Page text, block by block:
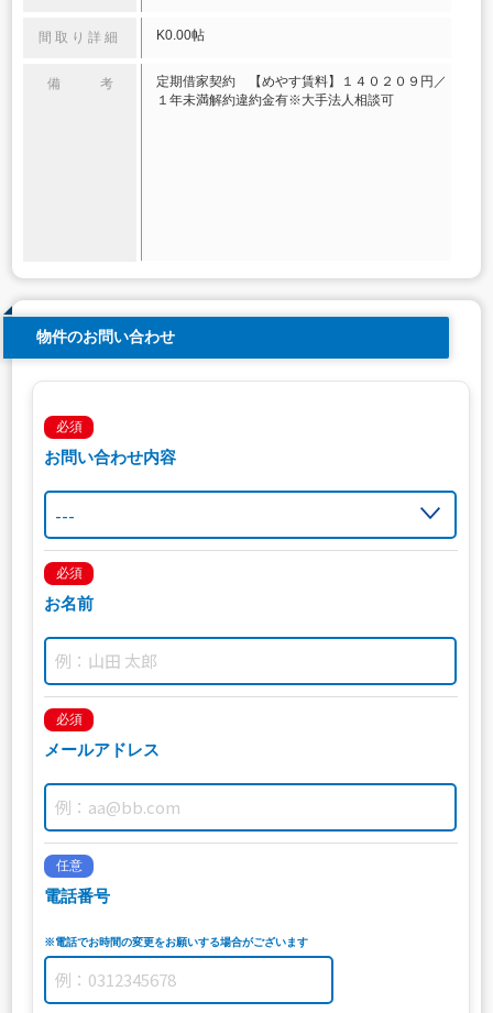
間取り詳細 K0.00帖
備 考
定期借家契約 【めやす賃料】１４０２０９円／
１年未満解約違約金有※大手法人相談可
物件のお問い合わせ
必須
お問い合わせ内容
必須
お名前
必須
メールアドレス
任意
電話番号
※電話でお時間の変更をお願いする場合がございます